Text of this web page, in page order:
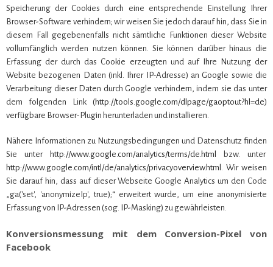
Speicherung der Cookies durch eine entsprechende Einstellung Ihrer
Browser-Software verhindern; wir weisen Sie jedoch darauf hin, dass Sie in
diesem Fall gegebenenfalls nicht sämtliche Funktionen dieser Website
vollumfänglich werden nutzen können. Sie können darüber hinaus die
Erfassung der durch das Cookie erzeugten und auf Ihre Nutzung der
Website bezogenen Daten (inkl. Ihrer IP-Adresse) an Google sowie die
Verarbeitung dieser Daten durch Google verhindern, indem sie das unter
dem folgenden Link (http://tools.google.com/dlpage/gaoptout?hl=de)
verfügbare Browser-Plugin herunterladen und installieren.
Nähere Informationen zu Nutzungsbedingungen und Datenschutz finden
Sie unter
http://www.google.com/analytics/terms/de.html
bzw. unter
http://www.google.com/intl/de/analytics/privacyoverview.html . Wir weisen
Sie darauf hin, dass auf dieser Webseite Google Analytics um den Code
„ga('set', 'anonymizeIp', true);“ erweitert wurde, um eine anonymisierte
Erfassung von IP-Adressen (sog. IP-Masking) zu gewährleisten.
Konversionsmessung mit dem Conversion-Pixel von
Facebook